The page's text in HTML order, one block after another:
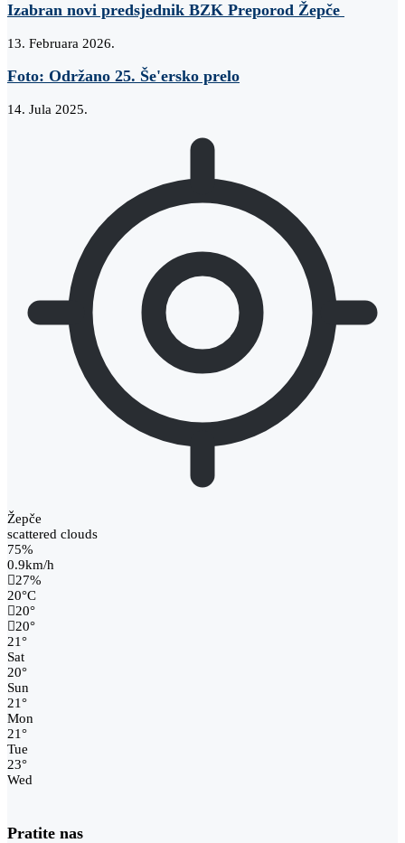
Izabran novi predsjednik BZK Preporod Žepče
13. Februara 2026.
Foto: Održano 25. Še'ersko prelo
14. Jula 2025.
Žepče
scattered clouds
75%
0.9km/h
27%
20°C
20°
20°
21°
Sat
20°
Sun
21°
Mon
21°
Tue
23°
Wed
Pratite nas